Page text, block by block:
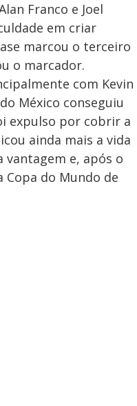
Franco e Joel
em criar
marcou o terceiro
o marcador.
com Kevin
México conseguiu
expulso por cobrir a
ainda mais a vida
vantagem e, após o
do Mundo de